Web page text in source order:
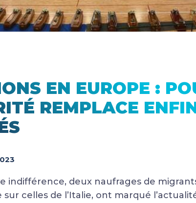
EN EUROPE :
REMPLACE
indifférence, deux naufrages de
sur celles de l’Italie, ont marqué